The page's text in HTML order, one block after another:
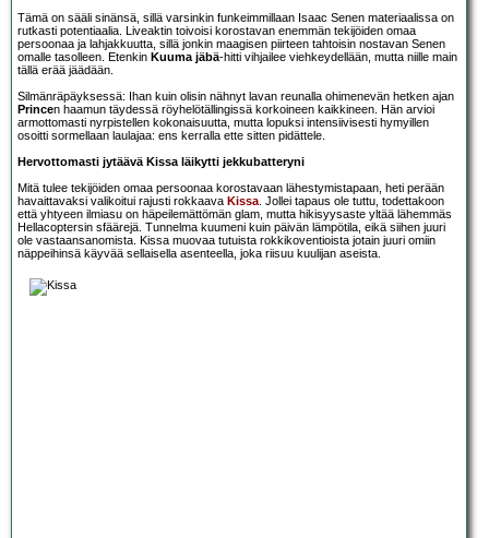
Tämä on sääli sinänsä, sillä varsinkin funkeimmillaan Isaac Senen materiaalissa on
rutkasti potentiaalia. Liveaktin toivoisi korostavan enemmän tekijöiden omaa
persoonaa ja lahjakkuutta, sillä jonkin maagisen piirteen tahtoisin nostavan Senen
omalle tasolleen. Etenkin Kuuma jäbä-hitti vihjailee viehkeydellään, mutta niille main
tällä erää jäädään.
Silmänräpäyksessä: Ihan kuin olisin nähnyt lavan reunalla ohimenevän hetken ajan
Princen haamun täydessä röyhelötällingissä korkoineen kaikkineen. Hän arvioi
armottomasti nyrpistellen kokonaisuutta, mutta lopuksi intensiivisesti hymyillen
osoitti sormellaan laulajaa: ens kerralla ette sitten pidättele.
Hervottomasti jytäävä Kissa läikytti jekkubatteryni
Mitä tulee tekijöiden omaa persoonaa korostavaan lähestymistapaan, heti perään
havaittavaksi valikoitui rajusti rokkaava Kissa. Jollei tapaus ole tuttu, todettakoon
että yhtyeen ilmiasu on häpeilemättömän glam, mutta hikisyysaste yltää lähemmäs
Hellacoptersin sfäärejä. Tunnelma kuumeni kuin päivän lämpötila, eikä siihen juuri
ole vastaansanomista. Kissa muovaa tutuista rokkikoventioista jotain juuri omiin
näppeihinsä käyvää sellaisella asenteella, joka riisuu kuulijan aseista.